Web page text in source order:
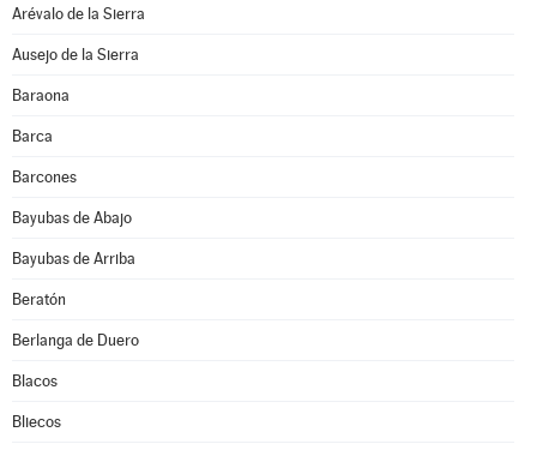
Arévalo de la Sierra
Ausejo de la Sierra
Baraona
Barca
Barcones
Bayubas de Abajo
Bayubas de Arriba
Beratón
Berlanga de Duero
Blacos
Bliecos